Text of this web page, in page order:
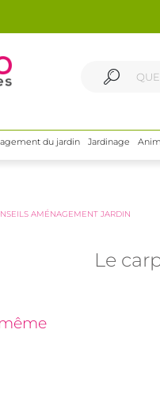
du jardin Jardinage
AMÉNAGEMENT JARDIN
Le